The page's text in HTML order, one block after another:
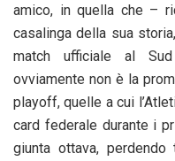
amico, in quella che –
casalinga della sua
match ufficiale al
ovviamente non è la
playoff, quelle a cui
card federale durante i
giunta ottava,